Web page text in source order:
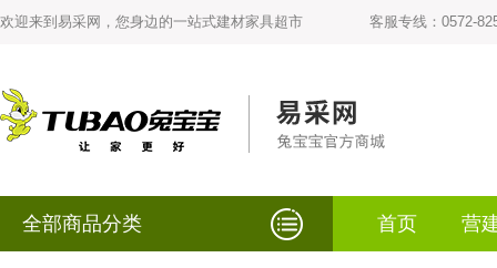
欢迎来到易采网，您身边的一站式建材家具超市 客服专线：0572-
全部商品分类 首页 营